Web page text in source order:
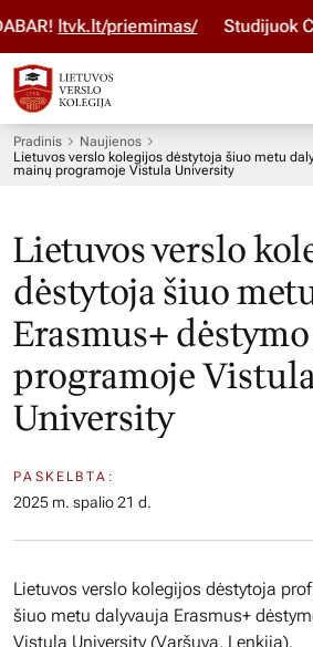
ltvk.lt/priemimas/ Studijuok ČIA
Pradinis
Naujienos
Lietuvos verslo kolegijos dėstytoja šiuo metu
mainų programoje Vistula University
Lietuvos verslo
dėstytoja šiuo
Erasmus+
programoje
University
PASKELBTA:
2025 m. spalio 21 d.
Lietuvos verslo kolegijos dėstytoja
šiuo metu dalyvauja Erasmus+
Vistula University (Varšuva, Lenkija).